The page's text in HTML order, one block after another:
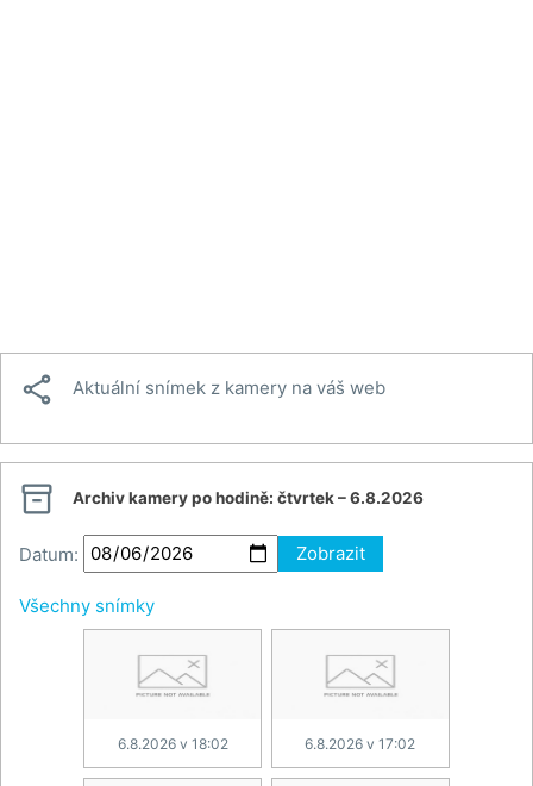
 Aktuální snímek z kamery na váš web
 Archiv kamery po hodině: čtvrtek – 6.8.2026
Datum: Zobrazit
Všechny snímky
6.8.2026 v 18:02 6.8.2026 v 17:02